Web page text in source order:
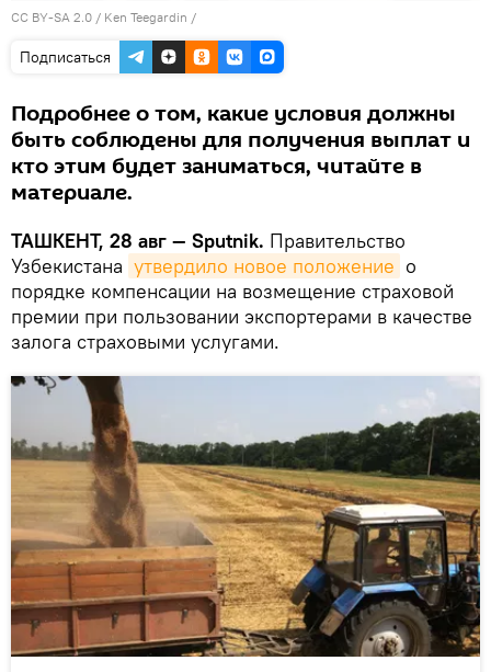
CC BY-SA 2.0 / Ken Teegardin /
Подписаться
Подробнее о том, какие условия должны
быть соблюдены для получения выплат и
кто этим будет заниматься, читайте в
материале.
ТАШКЕНТ, 28 авг — Sputnik. Правительство
Узбекистана утвердило новое положение о
порядке компенсации на возмещение страховой
премии при пользовании экспортерами в качестве
залога страховыми услугами.